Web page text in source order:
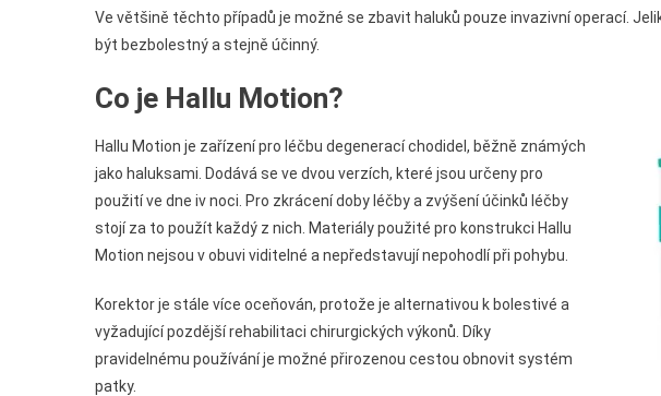
Ve většině těchto případů je možné se zbavit haluků pouze invazivní operací.
být bezbolestný a stejně účinný.
Co je Hallu Motion?
Hallu Motion je zařízení pro léčbu degenerací chodidel, běžně známých
jako haluksami. Dodává se ve dvou verzích, které jsou určeny pro
použití ve dne iv noci. Pro zkrácení doby léčby a zvýšení účinků léčby
stojí za to použít každý z nich. Materiály použité pro konstrukci Hallu
Motion nejsou v obuvi viditelné a nepředstavují nepohodlí při pohybu.
Korektor je stále více oceňován, protože je alternativou k bolestivé a
vyžadující pozdější rehabilitaci chirurgických výkonů. Díky
pravidelnému používání je možné přirozenou cestou obnovit systém
patky.